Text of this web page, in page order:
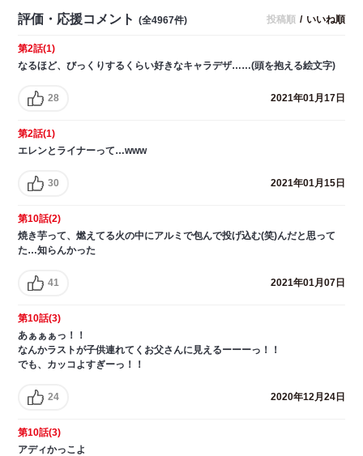
評価・応援コメント (全4967件) 投稿順 / いいね順
第2話(1)
なるほど、びっくりするくらい好きなキャラデザ……(頭を抱える絵文字)
28 2021年01月17日
第2話(1)
エレンとライナーって…www
30 2021年01月15日
第10話(2)
焼き芋って、燃えてる火の中にアルミで包んで投げ込む(笑)んだと思って
た…知らんかった
41 2021年01月07日
第10話(3)
あぁぁぁっ！！
なんかラストが子供連れてくお父さんに見えるーーーっ！！
でも、カッコよすぎーっ！！
24 2020年12月24日
第10話(3)
アディかっこよ